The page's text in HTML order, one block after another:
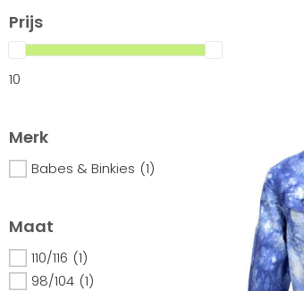
Prijs
10
Merk
Babes & Binkies (1)
Maat
110/116 (1)
98/104 (1)